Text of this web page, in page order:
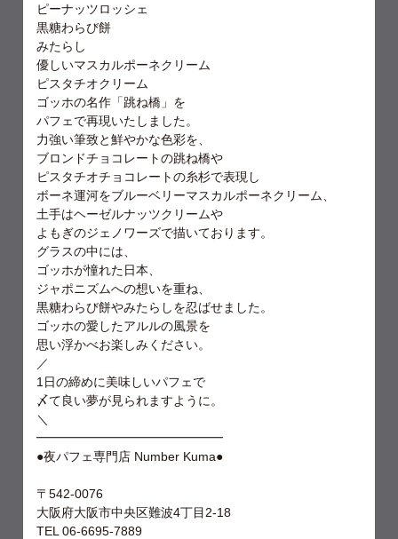
ピーナッツロッシェ
黒糖わらび餅
みたらし
優しいマスカルポーネクリーム
ピスタチオクリーム
ゴッホの名作「跳ね橋」を
パフェで再現いたしました。
力強い筆致と鮮やかな色彩を、
ブロンドチョコレートの跳ね橋や
ピスタチオチョコレートの糸杉で表現し
ボーネ運河をブルーベリーマスカルポーネクリーム、
土手はヘーゼルナッツクリームや
よもぎのジェノワーズで描いております。
グラスの中には、
ゴッホが憧れた日本、
ジャポニズムへの想いを重ね、
黒糖わらび餅やみたらしを忍ばせました。
ゴッホの愛したアルルの風景を
思い浮かべお楽しみください。
／
1日の締めに美味しいパフェで
〆て良い夢が見られますように。
＼
━━━━━━━━━━━━━━━
●夜パフェ専門店 Number Kuma●
〒542-0076
大阪府大阪市中央区難波4丁目2-18
TEL 06-6695-7889